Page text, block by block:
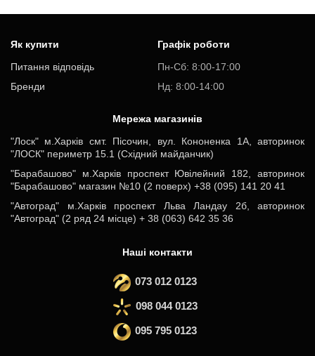
Як купити
Питання відповідь
Бренди
Графік роботи
Пн-Cб: 8:00-17:00
Нд: 8:00-14:00
Мережа магазинів
"Лоск" м.Харків смт. Пісочин, вул. Кононенка 1А, авторинок
"ЛОСК" периметр 15.1 (Східний майданчик)
"Барабашово" м.Харків проспект Ювілейний 182, авторинок
"Барабашово" магазин №10 (2 поверх) +38 (095) 141 20 41
"Автоград" м.Харків проспект Льва Ландау 2б, авторинок
"Автоград" (2 ряд 24 місце) + 38 (063) 642 35 36
Наші контакти
073 012 0123
098 044 0123
095 795 0123